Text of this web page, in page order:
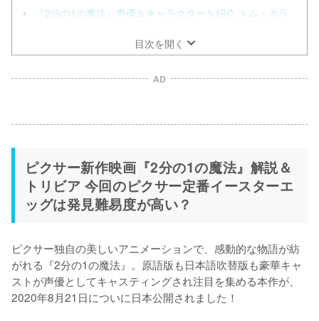
『2分の1の魔法』声優＆キャラクターを紹介 トム・ホラ
目次を開く
AD
ピクサー新作映画『2分の1の魔法』解説＆
トリビア 今回のピクサー定番イースターエ
ッグは発見難易度が高い？
ピクサー独自の美しいアニメーションで、感動的な物語が紡
がれる『2分の1の魔法』。原語版も日本語吹替版も豪華キャ
ストが声優としてキャスティングされ注目を集める本作が、
2020年8月21日についに日本公開されました！